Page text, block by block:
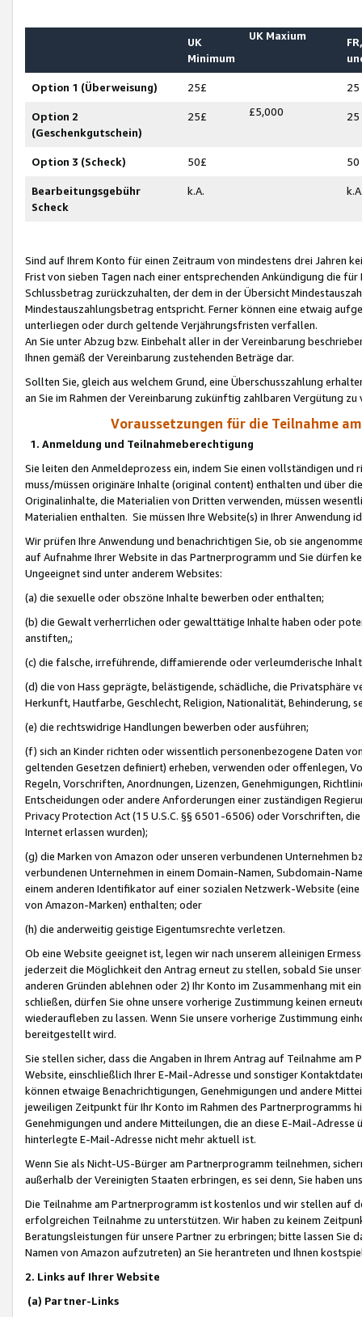
UK
Minimum
UK Maxium
Option 1 (Überweisung) 25£ 25
Option 2
(Geschenkgutschein)
25£ £5,000 25
Option 3 (Scheck) 50£ 50
Bearbeitungsgebühr
Scheck
k.A.
Sind auf Ihrem Konto für einen Zeitraum von mindestens drei Jahren
Frist von sieben Tagen nach einer entsprechenden Ankündigung die
Schlussbetrag zurückzuhalten, der dem in der Übersicht
Mindestauszahlungsbetrag entspricht. Ferner können eine etwaig
unterliegen oder durch geltende Verjährungsfristen verfallen.
An Sie unter Abzug bzw. Einbehalt aller in der Vereinbarung
Ihnen gemäß der Vereinbarung zustehenden Beträge dar.
Sollten Sie, gleich aus welchem Grund, eine Überschusszahlung
an Sie im Rahmen der Vereinbarung zukünftig zahlbaren Vergütung zu
Voraussetzungen für die Teilnahme
1. Anmeldung und Teilnahmeberechtigung
Sie leiten den Anmeldeprozess ein, indem Sie einen vollständigen
muss/müssen originäre Inhalte (original content) enthalten und über
Originalinhalte, die Materialien von Dritten verwenden, müssen
Materialien enthalten. Sie müssen Ihre Website(s) in Ihrer Anwendung
Wir prüfen Ihre Anwendung und benachrichtigen Sie, ob sie
auf Aufnahme Ihrer Website in das Partnerprogramm und Sie dürfen
Ungeeignet sind unter anderem Websites:
(a) die sexuelle oder obszöne Inhalte bewerben oder enthalten;
(b) die Gewalt verherrlichen oder gewalttätige Inhalte haben oder
anstiften,;
(c) die falsche, irreführende, diffamierende oder verleumderische
(d) die von Hass geprägte, belästigende, schädliche, die Privatsphäre
Herkunft, Hautfarbe, Geschlecht, Religion, Nationalität, Behinderung,
(e) die rechtswidrige Handlungen bewerben oder ausführen;
(f) sich an Kinder richten oder wissentlich personenbezogene Daten
geltenden Gesetzen definiert) erheben, verwenden oder offenlegen,
Regeln, Vorschriften, Anordnungen, Lizenzen, Genehmigungen,
Entscheidungen oder andere Anforderungen einer zuständigen
Privacy Protection Act (15 U.S.C. §§ 6501-6506) oder Vorschriften,
Internet erlassen wurden);
(g) die Marken von Amazon oder unseren verbundenen Unternehmen
verbundenen Unternehmen in einem Domain-Namen, Subdomain-
einem anderen Identifikator auf einer sozialen Netzwerk-Website
von Amazon-Marken) enthalten; oder
(h) die anderweitig geistige Eigentumsrechte verletzen.
Ob eine Website geeignet ist, legen wir nach unserem alleinigen
jederzeit die Möglichkeit den Antrag erneut zu stellen, sobald Sie
anderen Gründen ablehnen oder 2) Ihr Konto im Zusammenhang mit
schließen, dürfen Sie ohne unsere vorherige Zustimmung keinen
wiederaufleben zu lassen. Wenn Sie unsere vorherige Zustimmung
bereitgestellt wird.
Sie stellen sicher, dass die Angaben in Ihrem Antrag auf Teilnahme
Website, einschließlich Ihrer E-Mail-Adresse und sonstiger
können etwaige Benachrichtigungen, Genehmigungen und andere
jeweiligen Zeitpunkt für Ihr Konto im Rahmen des Partnerprogramms
Genehmigungen und andere Mitteilungen, die an diese E-Mail-
hinterlegte E-Mail-Adresse nicht mehr aktuell ist.
Wenn Sie als Nicht-US-Bürger am Partnerprogramm teilnehmen,
außerhalb der Vereinigten Staaten erbringen, es sei denn, Sie haben
Die Teilnahme am Partnerprogramm ist kostenlos und wir stellen auf
erfolgreichen Teilnahme zu unterstützen. Wir haben zu keinem
Beratungsleistungen für unsere Partner zu erbringen; bitte lassen Sie
Namen von Amazon aufzutreten) an Sie herantreten und Ihnen
2. Links auf Ihrer Website
(a) Partner-Links